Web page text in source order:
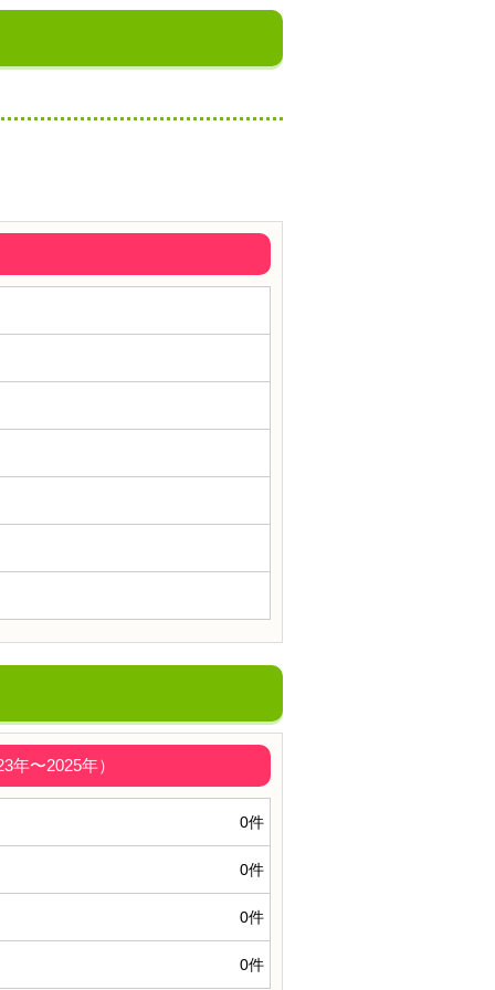
〜2025年）
0件
0件
0件
0件